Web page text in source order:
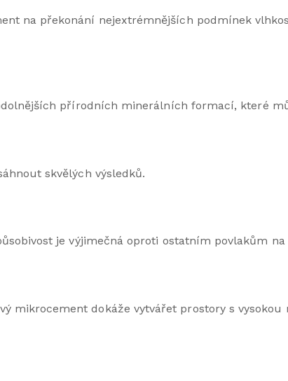
na překonání nejextrémnějších podmínek
přírodních minerálních formací, které
skvělých výsledků.
je výjimečná oproti ostatním povlakům
mikrocement dokáže vytvářet prostory s